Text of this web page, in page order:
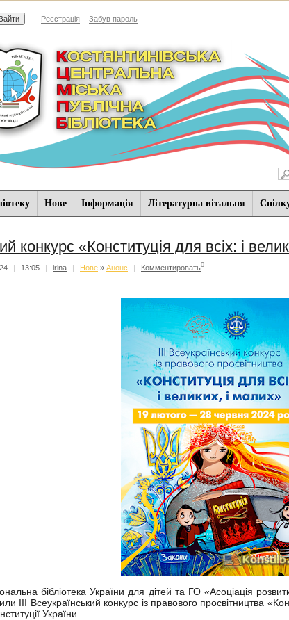
Реєстрація Забув пароль
Нове Iнформацiя Літературна вітальня
конкурс «Конституція для всіх: і
| 13:05 | irina | Нове » Анонс | Комментировать0
бібліотека України для дітей та ГО «Асоціація
ІІІ Всеукраїнський конкурс із правового просвітництва
України.